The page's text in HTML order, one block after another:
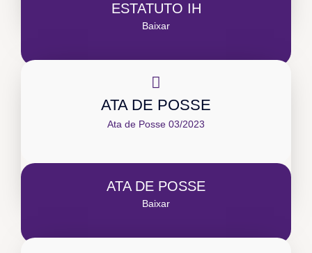
ESTATUTO IH
Baixar
ATA DE POSSE
Ata de Posse 03/2023
ATA DE POSSE
Baixar